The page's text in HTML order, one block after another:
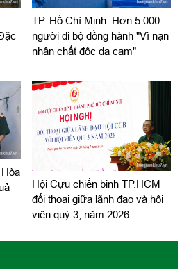
TP. Hồ Chí Minh: Hơn 5.000
người đi bộ đồng hành "Vì nạn
nhân chất độc da cam"
Hội Cựu chiến binh TP.HCM
đối thoại giữa lãnh đạo và hội
viên quý 3, năm 2026